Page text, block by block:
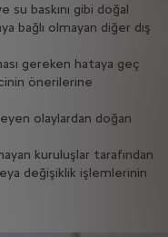
su baskını gibi doğal
bağlı olmayan diğer dış
gereken hataya geç
önerilerine
olaylardan doğan
kuruluşlar tarafından
değişiklik işlemlerinin